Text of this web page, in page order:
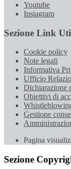
Youtube
Instagram
Sezione Link
Cookie policy
Note legali
Informativa
Ufficio
Dichiarazione
Obiettivi di
Gestione
Pagina
Sezione